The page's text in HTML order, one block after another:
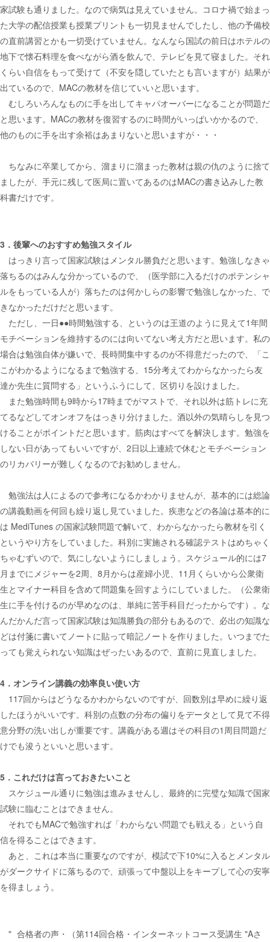
家試験も通りました。なので病気は見えていません。コロナ禍で始まっ
た大学の配信授業も授業プリントも一切見ませんでしたし、他の予備校
の直前講習とかも一切受けていません。なんなら国試の前日はホテルの
地下で懐石料理を食べながら酒を飲んで、テレビを見て寝ました。それ
くらい自信をもって受けて（不安を隠していたとも言いますが）結果が
出ているので、MACの教材を信じていいと思います。
むしろいろんなものに手を出してキャパオーバーになることが問題だ
と思います。MACの教材を復習するのに時間がいっぱいかかるので、
他のものに手を出す余裕はあまりないと思いますが・・・
ちなみに卒業してから、溜まりに溜まった教材は親の仇のように捨て
ましたが、手元に残して医局に置いてあるのはMACの書き込みした教
科書だけです。
3．後輩へのおすすめ勉強スタイル
はっきり言って国家試験はメンタル勝負だと思います。勉強しなきゃ
落ちるのはみんな分かっているので、（医学部に入るだけのポテンシャ
ルをもっている人が）落ちたのは何かしらの影響で勉強しなかった、で
きなかっただけだと思います。
ただし、一日●●時間勉強する、というのは王道のように見えて1年間
モチベーションを維持するのには向いてない考え方だと思います。私の
場合は勉強自体が嫌いで、長時間集中するのが不得意だったので、「こ
こがわかるようになるまで勉強する、15分考えてわからなかったら友
達か先生に質問する」というふうにして、区切りを設けました。
また勉強時間も9時から17時までがマストで、それ以外は筋トレに充
てるなどしてオンオフをはっきり分けました。酒以外の気晴らしを見つ
けることがポイントだと思います。筋肉はすべてを解決します。勉強を
しない日があってもいいですが、2日以上連続で休むとモチベーション
のリカバリーが難しくなるのでお勧めしません。
勉強法は人によるので参考になるかわかりませんが、基本的には総論
の講義動画を何回も繰り返し見ていました。疾患などの各論は基本的に
は MediTunes の国家試験問題で解いて、わからなかったら教材を引く
というやり方をしていました。科別に実施される確認テストはめちゃく
ちゃむずいので、気にしないようにしましょう。スケジュール的には7
月までにメジャーを2周、8月からは産婦小児、11月くらいから公衆衛
生とマイナー科目を含めて問題集を回すようにしていました。（公衆衛
生に手を付けるのが早めなのは、単純に苦手科目だったからです）。な
んだかんだ言って国家試験は知識勝負の部分もあるので、必出の知識な
どは付箋に書いてノートに貼って暗記ノートを作りました。いつまでた
っても覚えられない知識はぜったいあるので、直前に見直しました。
4．オンライン講義の効率良い使い方
117回からはどうなるかわからないのですが、回数別は早めに繰り返
したほうがいいです。科別の点数の分布の偏りをデータとして見て不得
意分野の洗い出しが重要です。講義がある週はその科目の1周目問題だ
けでも浚うといいと思います。
5．これだけは言っておきたいこと
スケジュール通りに勉強は進みませんし、最終的に完璧な知識で国家
試験に臨むことはできません。
それでもMACで勉強すれば「わからない問題でも戦える」という自
信を得ることはできます。
あと、これは本当に重要なのですが、模試で下10%に入るとメンタル
がダークサイドに落ちるので、頑張って中盤以上をキープして心の安寧
を得ましょう。
合格者の声・（第114回合格・インターネットコース受講生 "Aさ